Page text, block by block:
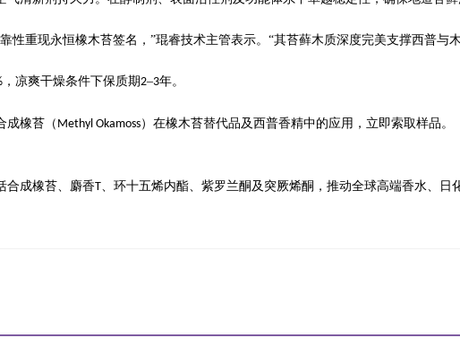
性重现永恒橡木苔签名，”琨睿技术主管表示。“其苔藓木质深度完美支撑西普与
，凉爽干燥条件下保质期2–3年。
成橡苔（Methyl Okamoss）在橡木苔替代品及西普香精中的应用，立即索取样品。
合成橡苔、麝香T、环十五烯内酯、紫罗兰酮及 突厥烯酮 ，推动全球高端香水、日